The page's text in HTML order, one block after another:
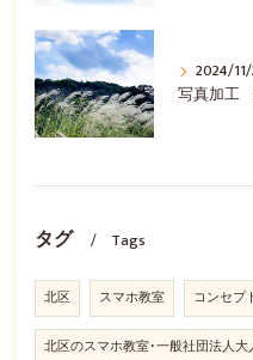
2024/11/
写真加工
タグ Tags
北区 スマホ教室 コンセプ
北区のスマホ教室･一般社団法人